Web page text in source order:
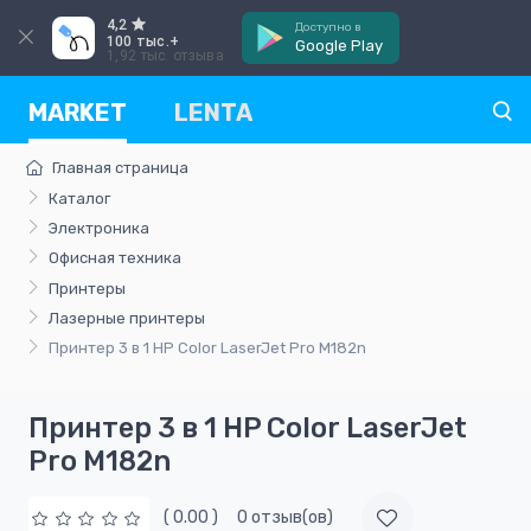
4,2
100 тыс.+
1,92 тыс. отзыва
Доступно в
Google Play
MARKET LENTA
Главная страница
Каталог
Электроника
Офисная техника
Принтеры
Лазерные принтеры
Принтер 3 в 1 HP Color LaserJet Pro M182n
Принтер 3 в 1 HP Color LaserJet
Pro M182n
( 0.00 ) 0 отзыв(ов)